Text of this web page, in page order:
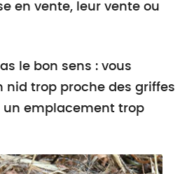
en vente, leur vente ou
le bon sens : vous
nid trop proche des griffes
un emplacement trop